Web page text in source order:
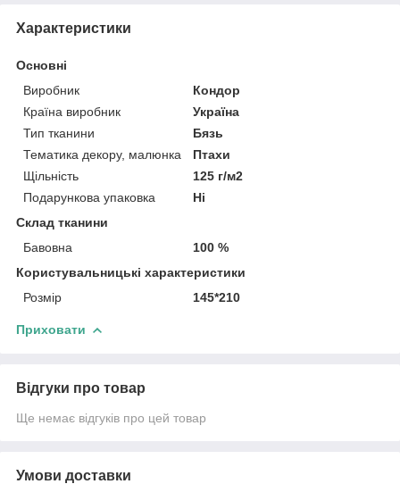
Характеристики
Основні
Виробник
Кондор
Країна виробник
Україна
Тип тканини
Бязь
Тематика декору, малюнка
Птахи
Щільність
125 г/м2
Подарункова упаковка
Ні
Склад тканини
Бавовна
100 %
Користувальницькі характеристики
Розмір
145*210
Приховати
Відгуки про товар
Ще немає відгуків про цей товар
Умови доставки